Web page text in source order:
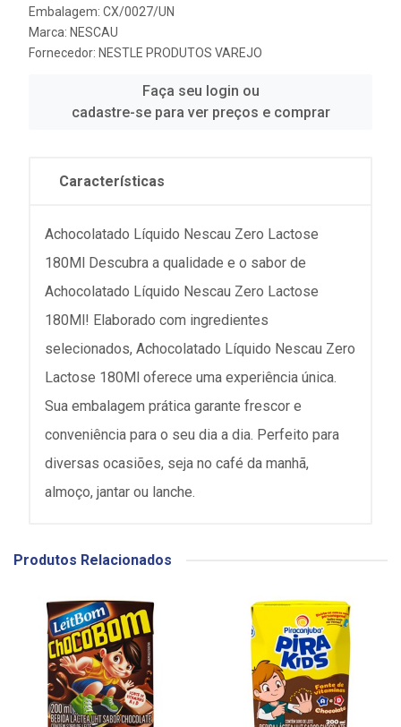
Embalagem: CX/0027/UN
Marca: NESCAU
Fornecedor: NESTLE PRODUTOS VAREJO
Faça seu login ou
cadastre-se para ver preços e comprar
Características
Achocolatado Líquido Nescau Zero Lactose
180Ml Descubra a qualidade e o sabor de
Achocolatado Líquido Nescau Zero Lactose
180Ml! Elaborado com ingredientes
selecionados, Achocolatado Líquido Nescau Zero
Lactose 180Ml oferece uma experiência única.
Sua embalagem prática garante frescor e
conveniência para o seu dia a dia. Perfeito para
diversas ocasiões, seja no café da manhã,
almoço, jantar ou lanche.
Produtos Relacionados